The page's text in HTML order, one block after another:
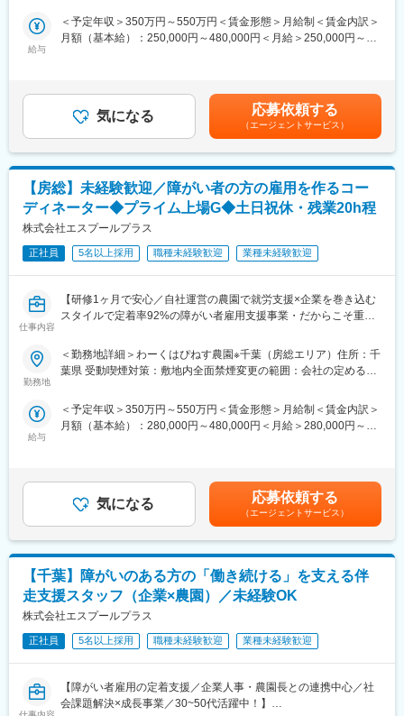
備）
・入院後の退院先方針の検討・決定支援
・記録作成
※複数の患者様を並行して担当いただきます
要性が高まっています。
患者様やご家族が抱える「在宅に戻れるのか」「どの施設が適し
ているのか」といった課題に対し、専門的な視点でサポートする
存在が求められています。
■キャリアパス：
入職後は医療相談室で医療・介護・退院支援の知識や経験を身に
つけていただきます。
将来的には希望や適性に応じて、地域連携営業など幅広い業務へ
キャリアを広げることも可能です。
が評価される環境です。
・休日：完全週休2日制（土日祝）／年休120日
・残業時間：ほぼなし（月5時間程）
◎ビジネスモデル
当社は、障がい者雇用の経験がなく「何から始めればいいかわか
就労者数4,500名以上、雇用継続92％以上、利用企業700社以上。
企業への障がい者雇用支援サポートを行い、障がいのある方たち
が笑顔で長期就労を実現できる環境を整えることをミッションと
しています。
■業務概要
全国に60か所以上、当社が運営する企業向け貸農園『わーくはぴ
ねす農園』にて、農園運営に携わる「人材育成支援（雇用継続ア
ドバイザー）」を募集します。※担当エリアはご経験やお住まいを
■業務詳細
農園長を中心にこまめなフォローを行い、現場に寄り添う“相談
す。
・参画企業への状況報告・課題改善のサポート
・1農園：20～30社が参画
・1社あたり：3名以上の障がいスタッフが就業
現場との距離が近く、「人の成長や変化を間近で感じられる仕
事」です。
＜未経験でも安心！＞
独自の事業・ビジネスモデルのため、職種未経験から入社されて
いる方が大半です！導入研修として、1カ月半程度は自社サービス
や他部署の業務の理解など基本からしっかりと学ぶことができま
■当社について
給与
＜予定年収＞350万円～550万円＜賃金形態＞月給制＜賃金内訳＞
月額（基本給）：250,000円～480,000円＜月給＞250,000円～
（8月・2月）■賞与：年2回（7月・12月）賃金はあくまでも目安
の金額であり、選考を通じて上下する可能性があります。月給(月
額)は固定手当を含めた表記です。
気になる 応募依頼する
（エージェントサービス）
【房総】未経験歓迎／障がい者の方の雇用を作るコー
ディネーター◆プライム上場G◆土日祝休・残業20h程
株式会社エスプールプラス
正社員 5名以上採用 職種未経験歓迎 業種未経験歓迎
仕事内容
【研修1ヶ月で安心／自社運営の農園で就労支援×企業を巻き込む
スタイルで定着率92%の障がい者雇用支援事業・だからこそ重度
祝休・年休124日・残業20h・転勤無しも選べる◎】
企業向け貸農園「わーくはぴねす農園」において、障がいのある
方の「働きたい」と企業の「採用したい」をつなぐ就労コーディ
走します。
■業務内容:
福祉機関との関係構築から体験会運営、企業マッチングまで一気
通貫で支援を行います。
・福祉事業所（就労移行支援等）への訪問、関係構築・ニーズヒ
アリング
・農園見学会や説明会の企画・案内
・4日間の就労体験プログラムの運営、適性把握・面談
・ご本人・ご家族・支援員へのフィードバック実施
■組織構成：
勤務地
＜勤務地詳細＞わーくはぴねす農園※千葉（房総エリア）住所：千
葉県 受動喫煙対策：敷地内全面禁煙変更の範囲：会社の定める事
給与
＜予定年収＞350万円～550万円＜賃金形態＞月給制＜賃金内訳＞
月額（基本給）：280,000円～480,000円＜月給＞280,000円～
（8月・2月）■賞与：年2回（7月・12月）賃金はあくまでも目安
の金額であり、選考を通じて上下する可能性があります。月給(月
額)は固定手当を含めた表記です。
気になる 応募依頼する
（エージェントサービス）
【千葉】障がいのある方の「働き続ける」を支える伴
走支援スタッフ（企業×農園）／未経験OK
株式会社エスプールプラス
正社員 5名以上採用 職種未経験歓迎 業種未経験歓迎
【障がい者雇用の定着支援／企業人事・農園長との連携中心／社
会課題解決×成長事業／30~50代活躍中！】